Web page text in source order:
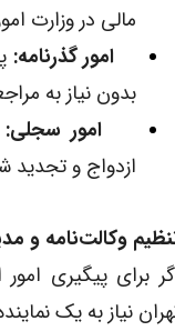
مالی در وزارت
امور گذرنامه:
بدون نیاز به
امور سجلی:
ازدواج و تجدید
وکالت‌نامه و
برای پیگیری
نیاز به یک